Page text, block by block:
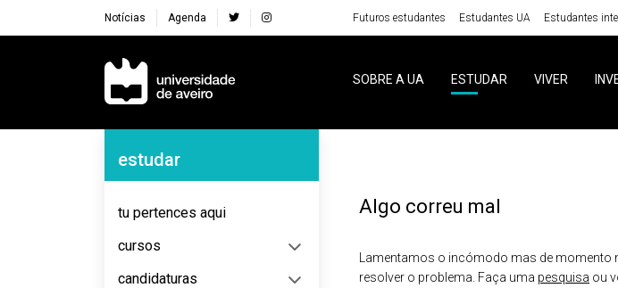
Notícias Agenda Futuros estudantes Estudantes UA Estudantes
Navegação Principal
SOBRE A UA ESTUDAR VIVER
Navegação Lateral
estudar
tu pertences aqui
cursos
candidaturas
Algo correu mal
Lamentamos o incómodo mas de
resolver o problema. Faça uma pesquisa ou